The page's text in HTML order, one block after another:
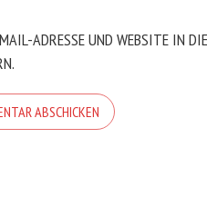
ADRESSE UND WEBSITE IN